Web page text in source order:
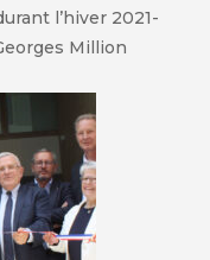
l’hiver 2021-
Million